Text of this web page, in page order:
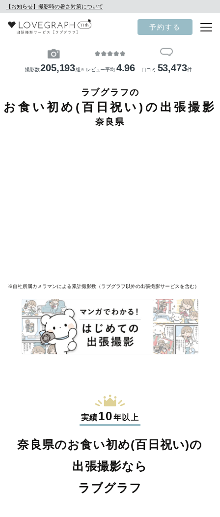
【お知らせ】撮影時の暑さ対策について
予約する
撮影数205,193組 ※ レビュー平均 4.96 口コミ 53,473件
ラブグラフの
お食い初め(百日祝い)の出張撮影
奈良県
※自社所属カメラマンによる累計撮影数（ラブグラフ以外の出張撮影サービスを含む）
実績10年以上
奈良県のお食い初め(百日祝い)の
出張撮影なら
ラブグラフ